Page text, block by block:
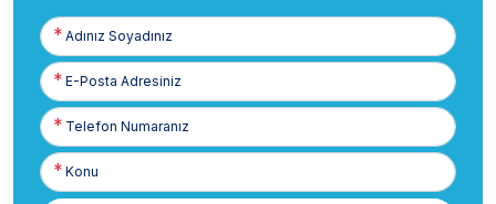
Adınız
Soyadınız
E-
Posta
Telefon
Numaranız